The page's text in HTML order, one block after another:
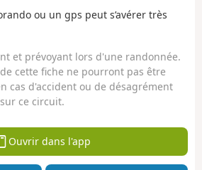
ou un gps peut s’avérer très
et prévoyant lors d'une randonnée.
cette fiche ne pourront pas être
cas d'accident ou de désagrément
ce circuit.
Ouvrir dans l'app